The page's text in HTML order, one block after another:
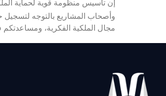
إن تأسيس منظومة قوية لحماية
وأصحاب المشاريع بالتوجه لتسجيل
مجال الملكية الفكرية،